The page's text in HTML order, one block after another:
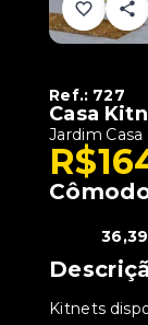
Ref.: 727
Casa
Jardim
Kitnets